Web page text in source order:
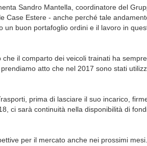
Sandro Mantella, coordinatore del
Case Estere - anche perché tale
un buon portafoglio ordini e il lavoro in
il comparto dei veicoli trainati ha sempre
atto che nel 2017 sono stati
prima di lasciare il suo incarico,
ci sarà continuità nella disponibilità di
per il mercato anche nei prossimi